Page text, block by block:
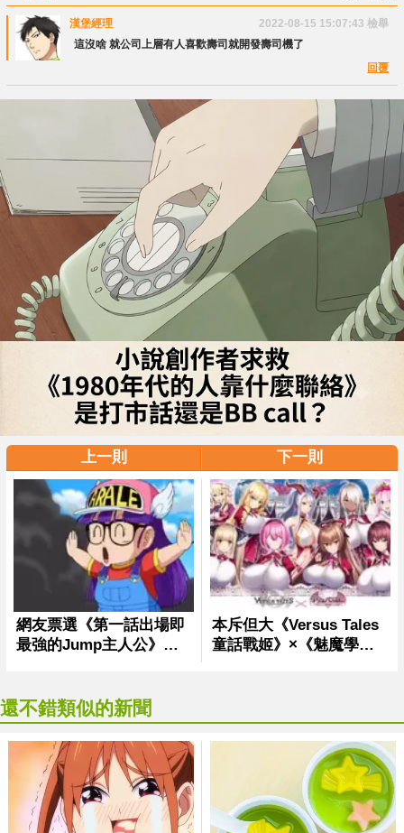
漢堡經理 2022-08-15 15:07:43 檢舉
這沒啥 就公司上層有人喜歡壽司就開發壽司機了
回覆
上一則 下一則
還不錯類似的新聞